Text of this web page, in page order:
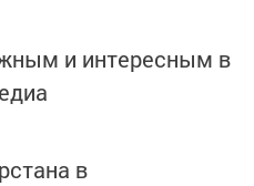
и интересным в
в